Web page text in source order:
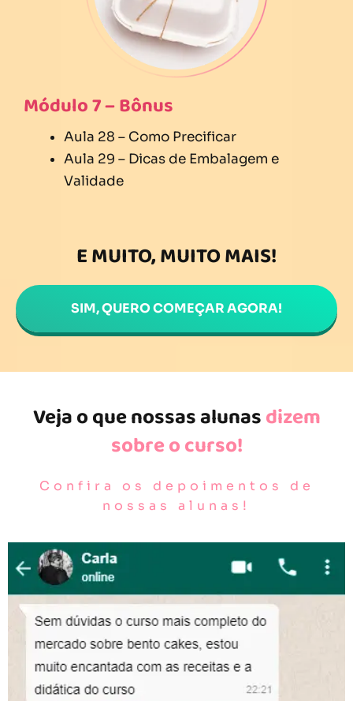
Módulo 7 – Bônus
Aula 28 – Como Precificar
Aula 29 – Dicas de Embalagem e
Validade
E MUITO, MUITO MAIS!
SIM, QUERO COMEÇAR AGORA!
Veja o que nossas alunasdizem
sobre o curso!
Confira os depoimentos de
nossas alunas!